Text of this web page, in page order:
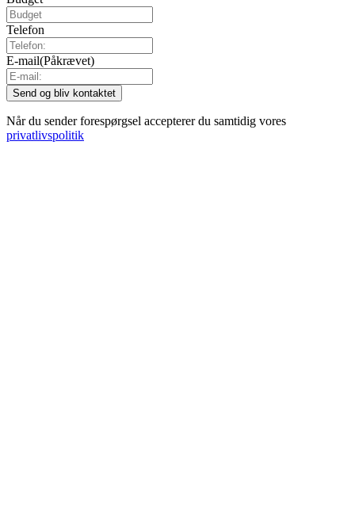
Telefon
E-mail(Påkrævet)
Når du sender forespørgsel accepterer du samtidig vores
privatlivspolitik